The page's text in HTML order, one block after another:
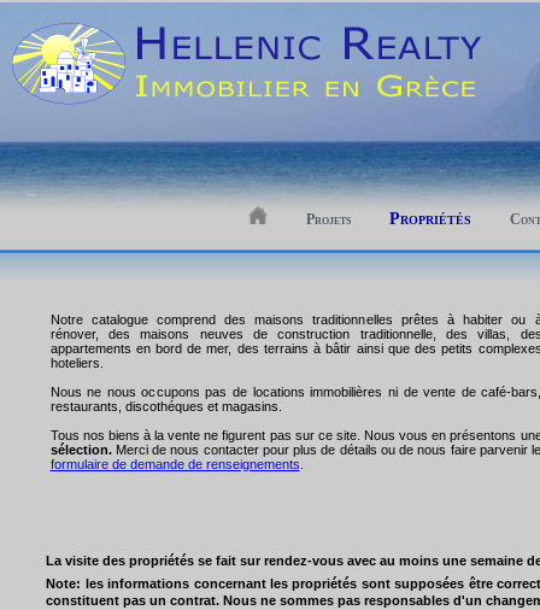
Projets Propriétés
Notre catalogue comprend des maisons traditionnelles prêtes à habiter ou
rénover, des maisons neuves de construction traditionnelle, des villas,
appartements en bord de mer, des terrains à bâtir ainsi que des petits
hoteliers.
Nous ne nous occupons pas de locations immobilières ni de vente de café-
restaurants, discothéques et magasins.
Tous nos biens à la vente ne figurent pas sur ce site. Nous vous en présentons
sélection. Merci de nous contacter pour plus de détails ou de nous faire parvenir
formulaire de demande de renseignements
La visite des propriétés se fait sur rendez-vous avec au moins une semaine
Note: les informations concernant les propriétés sont supposées être
constituent pas un contrat. Nous ne sommes pas responsables d'un